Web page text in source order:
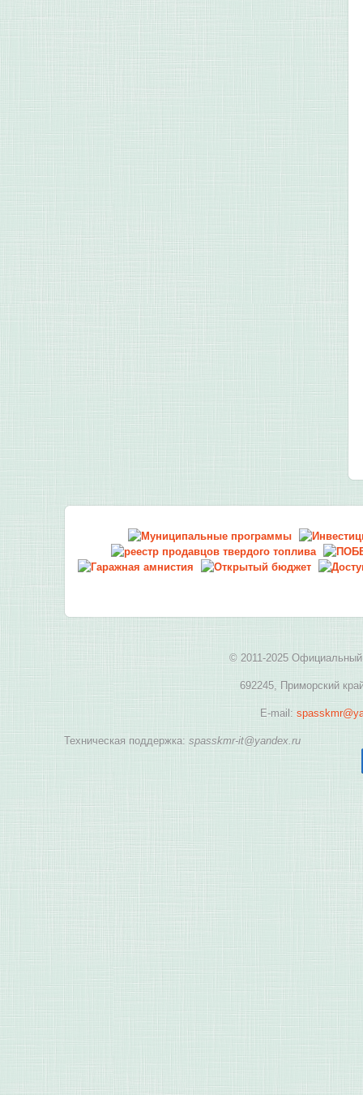
© 2011-2025 Официальный
692245, Приморский
E-mail:
Техническая поддержка: spasskmr-it@yandex.ru